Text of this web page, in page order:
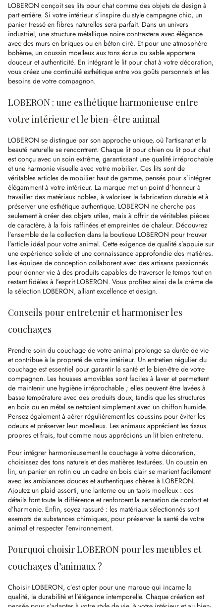
LOBERON conçoit ses lits pour chat comme des objets de design à
part entière. Si votre intérieur s’inspire du style campagne chic, un
panier tressé en fibres naturelles sera parfait. Dans un univers
industriel, une structure métallique noire contrastera avec élégance
avec des murs en briques ou en béton ciré. Et pour une atmosphère
bohème, un coussin moelleux aux tons écrus ou sable apportera
douceur et authenticité. En intégrant le lit pour chat à votre décoration,
vous créez une continuité esthétique entre vos goûts personnels et les
besoins de votre compagnon.
LOBERON : une esthétique harmonieuse entre
votre intérieur et le bien-être animal
LOBERON se distingue par son approche unique, où l’artisanat et la
beauté naturelle se rencontrent. Chaque lit pour chien ou lit pour chat
est conçu avec un soin extrême, garantissant une qualité irréprochable
et une harmonie visuelle avec votre mobilier. Ces lits sont de
véritables articles de mobilier haut de gamme, pensés pour s’intégrer
élégamment à votre intérieur. La marque met un point d’honneur à
travailler des matériaux nobles, à valoriser la fabrication durable et à
préserver une esthétique authentique. LOBERON ne cherche pas
seulement à créer des objets utiles, mais à offrir de véritables pièces
de caractère, à la fois raffinées et empreintes de chaleur. Découvrez
l’ensemble de la collection dans la boutique LOBERON pour trouver
l’article idéal pour votre animal. Cette exigence de qualité s’appuie sur
une expérience solide et une connaissance approfondie des matières.
Les équipes de conception collaborent avec des artisans passionnés
pour donner vie à des produits capables de traverser le temps tout en
restant fidèles à l’esprit LOBERON. Vous profitez ainsi de la crème de
la sélection LOBERON, alliant excellence et design.
Conseils pour entretenir et harmoniser les
couchages
Prendre soin du couchage de votre animal prolonge sa durée de vie
et contribue à la propreté de votre intérieur. Un entretien régulier du
couchage est essentiel pour garantir la santé et le bien-être de votre
compagnon. Les housses amovibles sont faciles à laver et permettent
de maintenir une hygiène irréprochable ; elles peuvent être lavées à
basse température avec des produits doux, tandis que les structures
en bois ou en métal se nettoient simplement avec un chiffon humide.
Pensez également à aérer régulièrement les coussins pour éviter les
odeurs et préserver leur moelleux. Les animaux apprécient les tissus
propres et frais, tout comme nous apprécions un lit bien entretenu.
Pour intégrer harmonieusement le couchage à votre décoration,
choisissez des tons naturels et des matières texturées. Un coussin en
lin, un panier en rotin ou un cadre en bois clair se marient facilement
avec les ambiances douces et authentiques chères à LOBERON.
Ajoutez un plaid assorti, une lanterne ou un tapis moelleux : ces
détails font toute la différence et renforcent la sensation de confort et
d’harmonie. Enfin, soyez rassuré : les matériaux sélectionnés sont
exempts de substances chimiques, pour préserver la santé de votre
animal et respecter l’environnement.
Pourquoi choisir LOBERON pour les meubles et
couchages d’animaux ?
Choisir LOBERON, c’est opter pour une marque qui incarne la
qualité, la durabilité et l’élégance intemporelle. Chaque création est